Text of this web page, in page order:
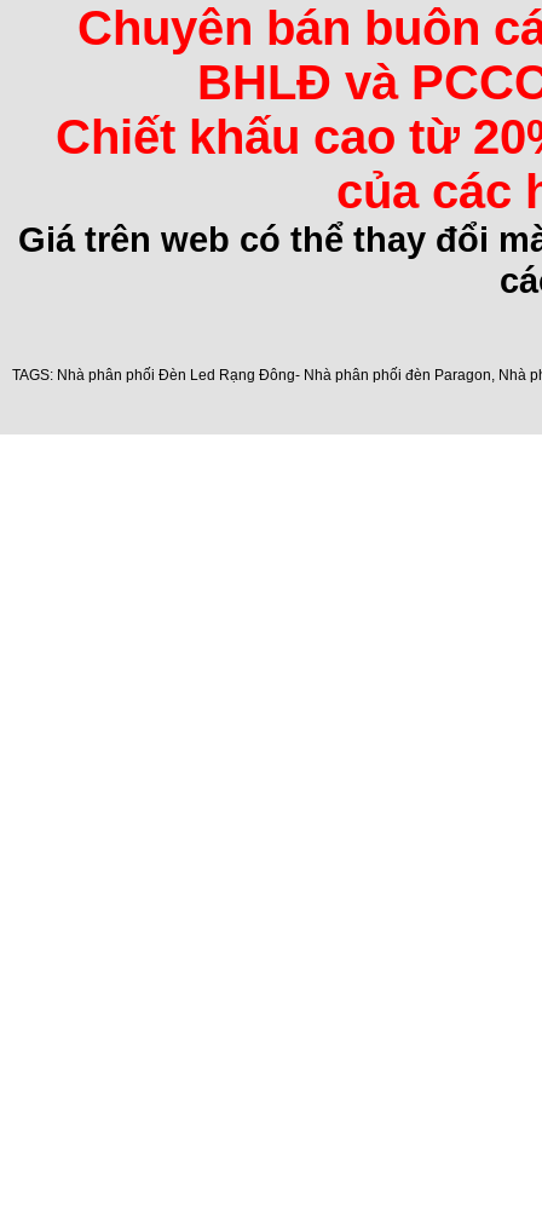
Chuyên bán buôn
BHLĐ và
Chiết khấu cao từ
của các
Giá trên web có thể thay đổi
TAGS: Nhà phân phối Đèn Led Rạng Đông- Nhà phân phối đèn Paragon, Nhà